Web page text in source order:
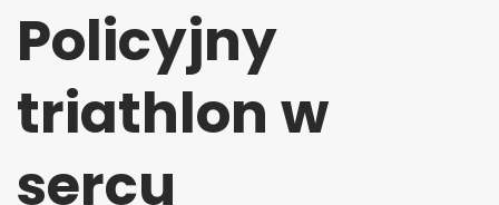
Policyjny
triathlon w
sercu